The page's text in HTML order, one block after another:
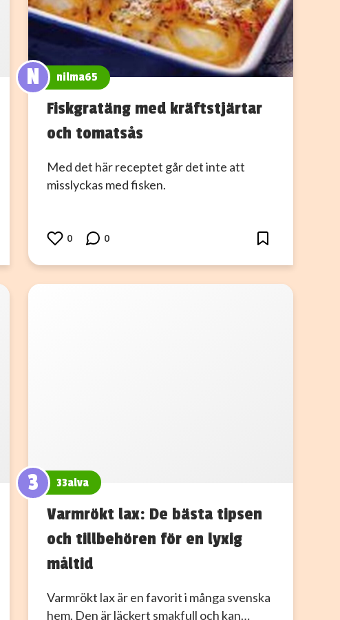
N nilma65
Fiskgratäng med kräftstjärtar
och tomatsås
Med det här receptet går det inte att
misslyckas med fisken.
0 0
3 33alva
Varmrökt lax: De bästa tipsen
och tillbehören för en lyxig
måltid
Varmrökt lax är en favorit i många svenska
hem. Den är läckert smakfull och kan…